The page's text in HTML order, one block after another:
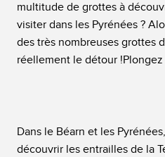
multitude de grottes à
visiter dans les Pyrénées ?
des très nombreuses grottes
réellement le détour !Plongez
Dans le Béarn et les
découvrir les entrailles de la